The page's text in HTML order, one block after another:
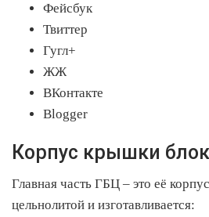
Фейсбук
Твиттер
Гугл+
ЖЖ
ВКонтакте
Blogger
Корпус крышки
Главная часть ГБЦ – это её
цельнолитой и изготавливается: